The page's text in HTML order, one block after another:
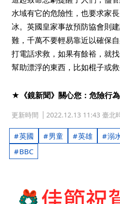
水域有它的危險性，也要求家
冰。英國皇家事故預防協會則
難，千萬不要輕易靠近以確保
打電話求救，如果有餘裕，就
幫助漂浮的東西，比如棍子或救
★《鏡新聞》關心您：危險行為
更新時間 2022.12.13 11:43 臺北
英國 男童 英雄 溺
BBC